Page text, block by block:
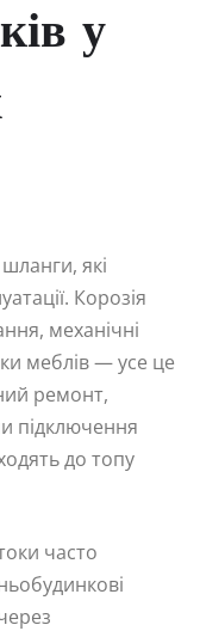
у
які
Корозія
механічні
меблів — усе це
ремонт,
підключення
до топу
часто